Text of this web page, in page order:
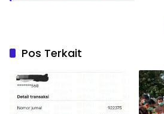
Pos Terkait